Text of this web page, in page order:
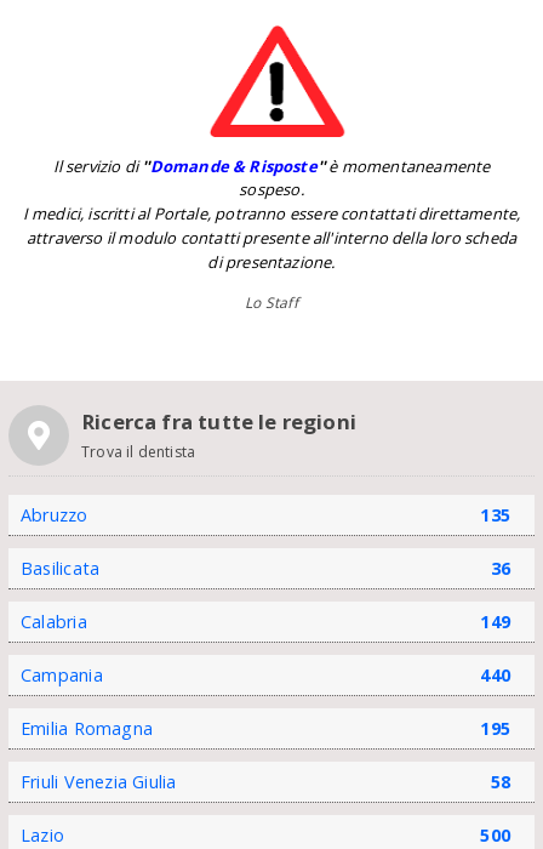
Il servizio di''Domande & Risposte''è momentaneamente
sospeso.
I medici, iscritti al Portale, potranno essere contattati direttamente,
attraverso il modulo contatti presente all'interno della loro scheda
di presentazione.
Lo Staff
Ricerca fra tutte le regioni
Trova il dentista
Abruzzo 135
Basilicata 36
Calabria 149
Campania 440
Emilia Romagna 195
Friuli Venezia Giulia 58
Lazio 500